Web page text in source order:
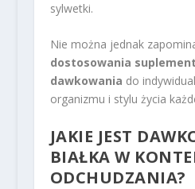
sylwetki.
Nie można jednak
dostosowania
dawkowania do
organizmu i stylu życia
JAKIE JEST
BIAŁKA W
ODCHUDZANIA?